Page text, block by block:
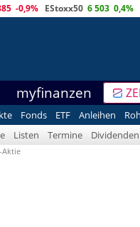
-0,9% EStoxx50 6 503 0,4%
myfinanzen
Fonds ETF Anleihen
Listen Termine Dividenden
Aktie